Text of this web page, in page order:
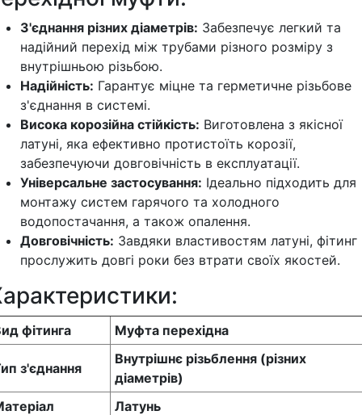
З'єднання різних діаметрів: Забезпечує легкий та
надійний перехід між трубами різного розміру з
внутрішньою різьбою.
Надійність: Гарантує міцне та герметичне різьбове
з'єднання в системі.
Висока корозійна стійкість: Виготовлена з якісної
латуні, яка ефективно протистоїть корозії,
забезпечуючи довговічність в експлуатації.
Універсальне застосування: Ідеально підходить для
монтажу систем гарячого та холодного
водопостачання, а також опалення.
Довговічність: Завдяки властивостям латуні, фітинг
прослужить довгі роки без втрати своїх якостей.
фітинга Муфта перехідна
з'єднання
Внутрішнє різьблення (різних
діаметрів)
Латунь